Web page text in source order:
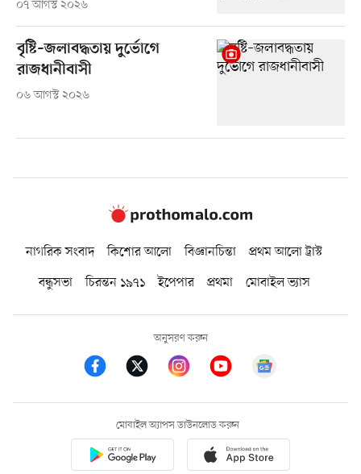
০৭ আগস্ট ২০২৬
বৃষ্টি–জলাবদ্ধতায় দুর্ভোগে
রাজধানীবাসী
০৬ আগস্ট ২০২৬
নাগরিক সংবাদ কিশোর আলো বিজ্ঞানচিন্তা
প্রথম আলো ট্রাস্ট
বন্ধুসভা
চিরন্তন ১৯৭১ ইপেপার প্রথমা মোবাইল ভ্যাস
অনুসরণ করুন
মোবাইল অ্যাপস ডাউনলোড করুন